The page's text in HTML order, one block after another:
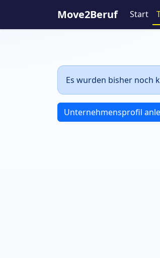
Move2Beruf Start
Es wurden bisher noch
Unternehmensprofil